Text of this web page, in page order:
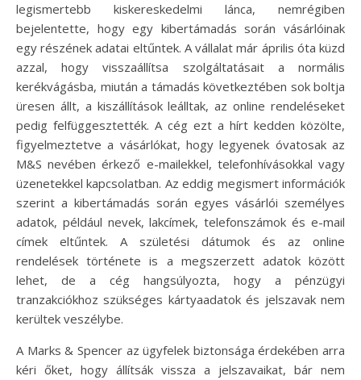
legismertebb kiskereskedelmi lánca, nemrégiben
bejelentette, hogy egy kibertámadás során vásárlóinak
egy részének adatai eltűntek. A vállalat már április óta küzd
azzal, hogy visszaállítsa szolgáltatásait a normális
kerékvágásba, miután a támadás következtében sok boltja
üresen állt, a kiszállítások leálltak, az online rendeléseket
pedig felfüggesztették. A cég ezt a hírt kedden közölte,
figyelmeztetve a vásárlókat, hogy legyenek óvatosak az
M&S nevében érkező e-mailekkel, telefonhívásokkal vagy
üzenetekkel kapcsolatban. Az eddig megismert információk
szerint a kibertámadás során egyes vásárlói személyes
adatok, például nevek, lakcímek, telefonszámok és e-mail
címek eltűntek. A születési dátumok és az online
rendelések története is a megszerzett adatok között
lehet, de a cég hangsúlyozta, hogy a pénzügyi
tranzakciókhoz szükséges kártyaadatok és jelszavak nem
kerültek veszélybe.
A Marks & Spencer az ügyfelek biztonsága érdekében arra
kéri őket, hogy állítsák vissza a jelszavaikat, bár nem